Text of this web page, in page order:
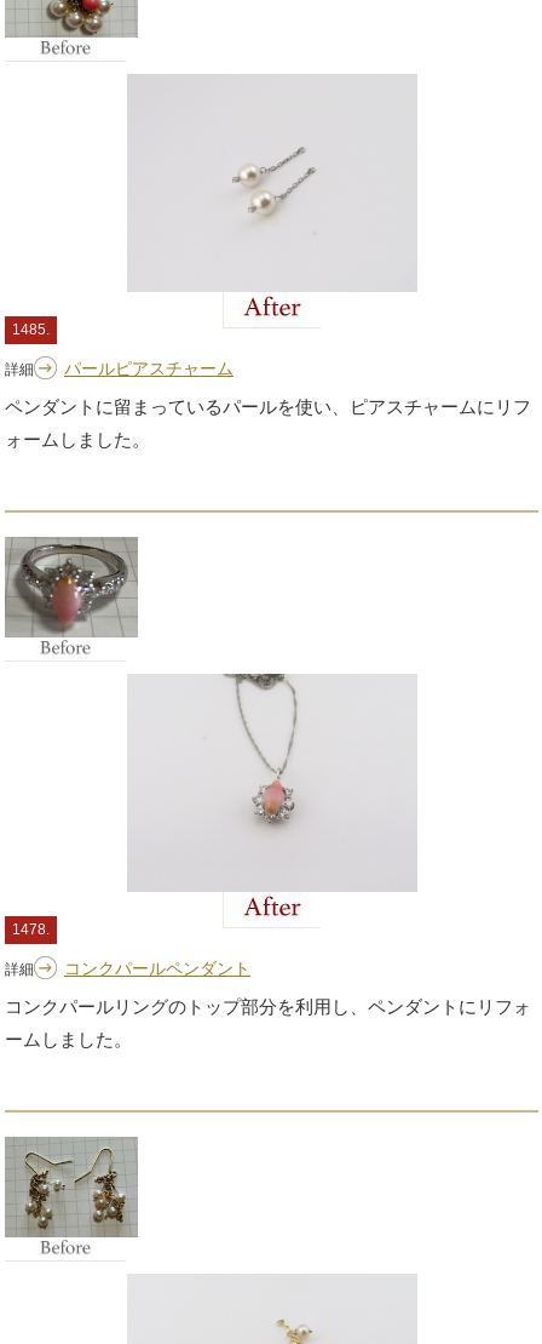
1485.
詳細 パールピアスチャーム
ペンダントに留まっているパールを使い、ピアスチャームにリフ
ォームしました。
1478.
詳細 コンクパールペンダント
コンクパールリングのトップ部分を利用し、ペンダントにリフォ
ームしました。